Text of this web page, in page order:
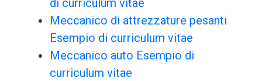
di curriculum vitae
Meccanico di attrezzature pesanti
Esempio di curriculum vitae
Meccanico auto Esempio di
curriculum vitae